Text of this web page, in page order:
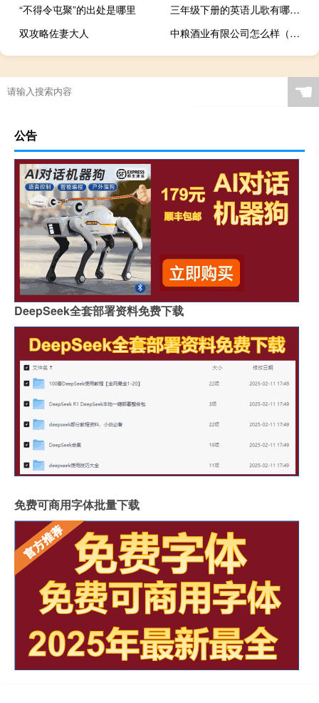
“不得令屯聚”的出处是哪里
三年级下册的英语儿歌有哪些 三年级英语下册免费跟读
双攻略佐妻大人
中粮酒业有限公司怎么样（中粮酒业有限公司官网）
☚
公告
DeepSeek全套部署资料免费下载
免费可商用字体批量下载